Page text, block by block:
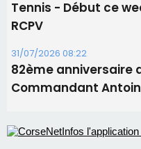
Tennis - Début ce
RCPV
31/07/2026 08:22
82ème anniversaire
Commandant